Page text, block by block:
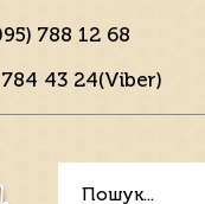
788 12 68
43 24(Viber)